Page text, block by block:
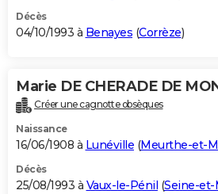
Décès
04/10/1993 à Benayes (Corrèze)
Marie DE CHERADE DE
Créer une cagnotte obsèques
Naissance
16/06/1908 à Lunéville (Meurthe-et-
Décès
25/08/1993 à Vaux-le-Pénil (Seine-et-